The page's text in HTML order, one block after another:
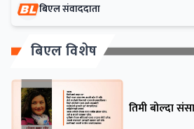
बिएल संवाददाता
बिएल विशेष
तिमी बोल्दा